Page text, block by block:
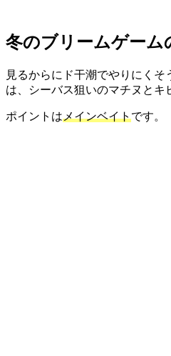
冬のブリームゲーム
見るからにド干潮でやりにく
は、シーバス狙いのマチヌとキ
ポイントはメインベイトです。